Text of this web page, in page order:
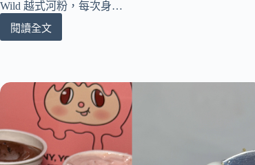
創
意
咖
次
開
箱！
Wild 越式河粉，每次身…
閱讀全文
私
名
單！
高
雄
Phở
Wild